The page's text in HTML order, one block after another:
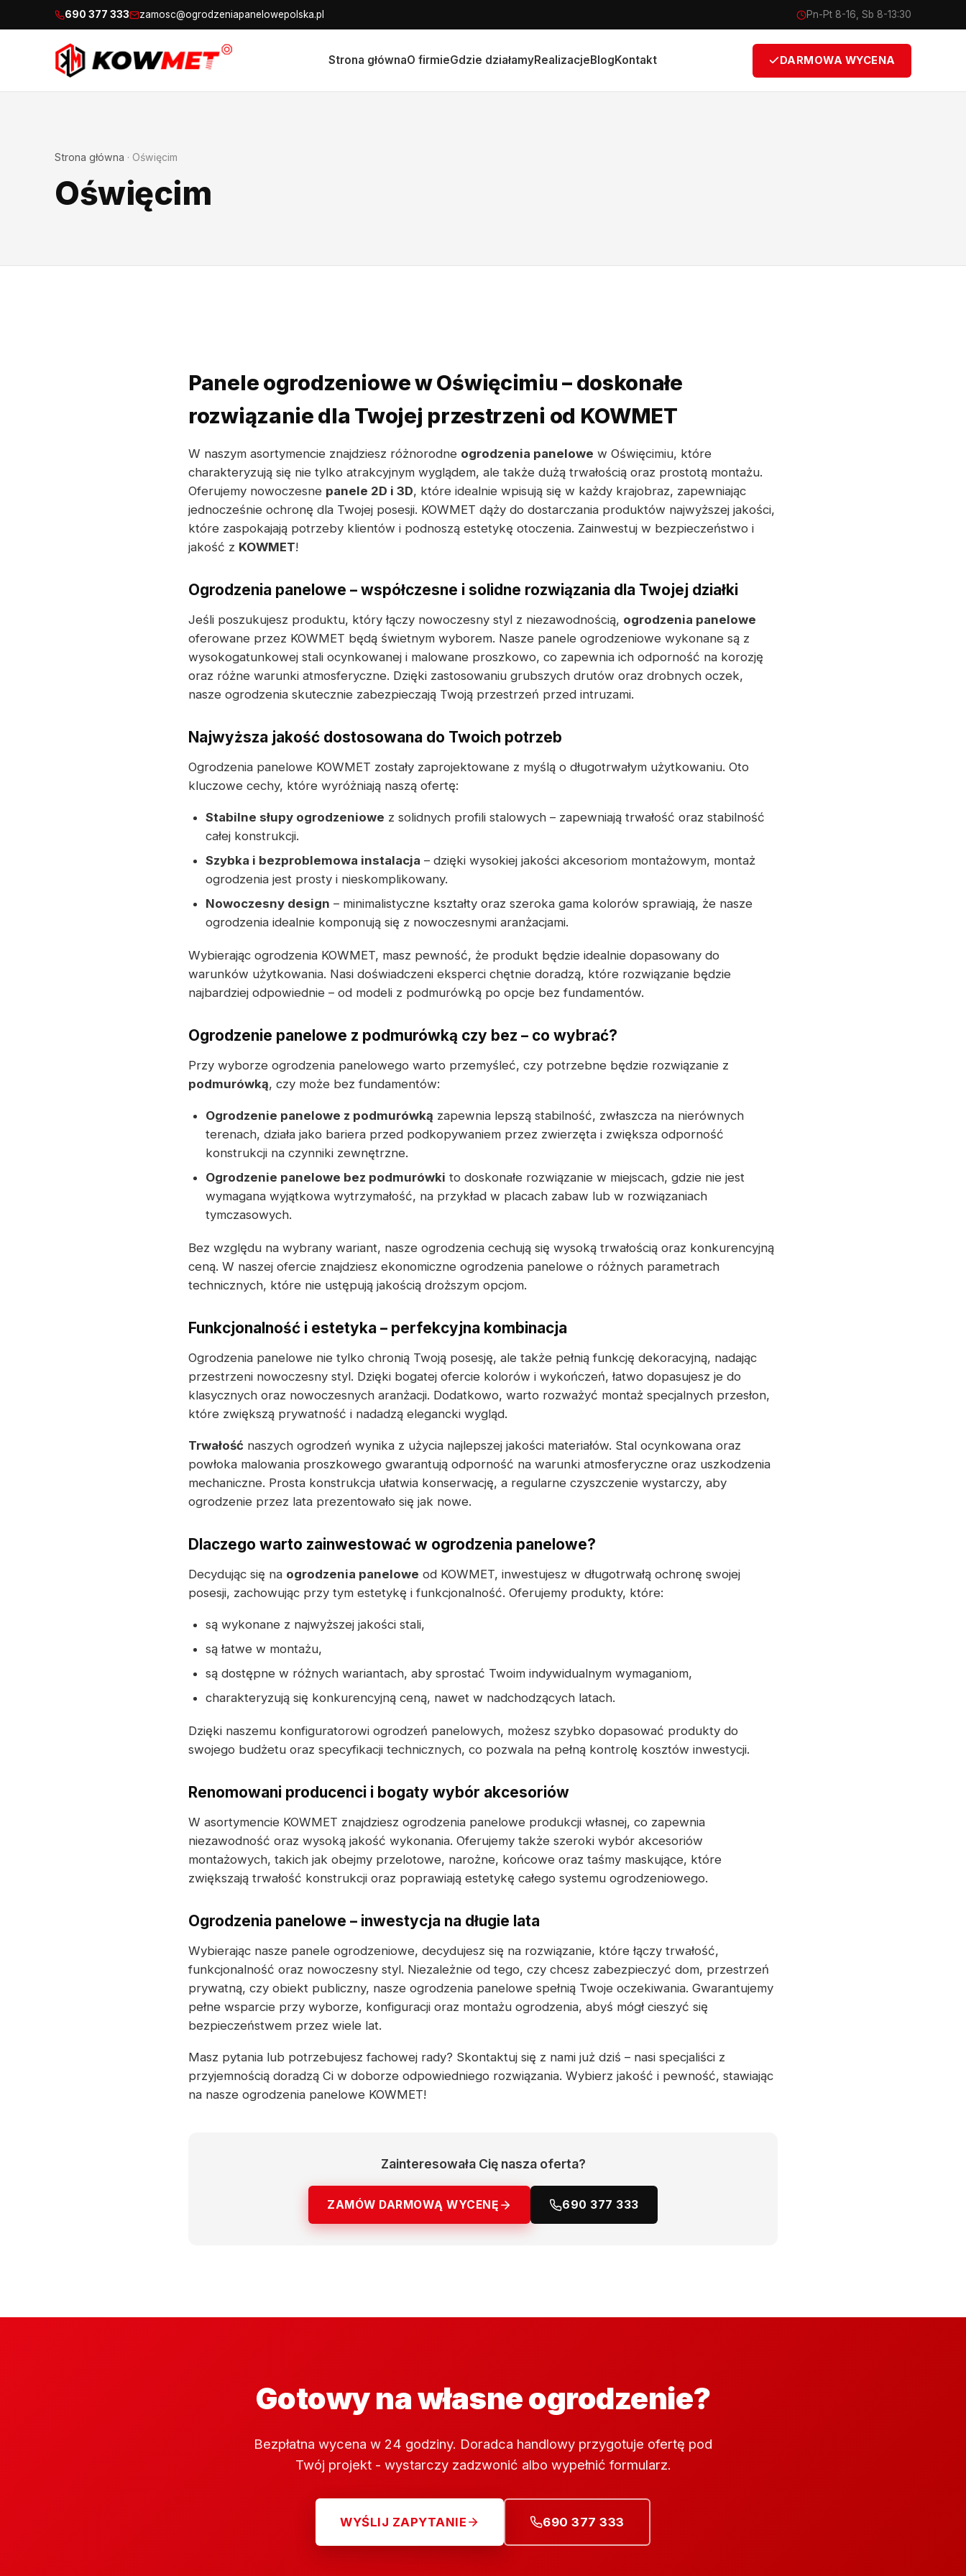
690 377 333 zamosc@ogrodzeniapanelowepolska.pl Pn-Pt 8-16, Sb 8-13:30
Strona głównaO firmieGdzie działamyRealizacjeBlogKontakt DARMOWA WYCENA
Strona główna · Oświęcim
Oświęcim
Panele ogrodzeniowe w Oświęcimiu – doskonałe
rozwiązanie dla Twojej przestrzeni od KOWMET
W naszym asortymencie znajdziesz różnorodne ogrodzenia panelowe w Oświęcimiu, które
charakteryzują się nie tylko atrakcyjnym wyglądem, ale także dużą trwałością oraz prostotą montażu.
Oferujemy nowoczesne panele 2D i 3D, które idealnie wpisują się w każdy krajobraz, zapewniając
jednocześnie ochronę dla Twojej posesji. KOWMET dąży do dostarczania produktów najwyższej jakości,
które zaspokajają potrzeby klientów i podnoszą estetykę otoczenia. Zainwestuj w bezpieczeństwo i
jakość z KOWMET!
Ogrodzenia panelowe – współczesne i solidne rozwiązania dla Twojej działki
Jeśli poszukujesz produktu, który łączy nowoczesny styl z niezawodnością, ogrodzenia panelowe
oferowane przez KOWMET będą świetnym wyborem. Nasze panele ogrodzeniowe wykonane są z
wysokogatunkowej stali ocynkowanej i malowane proszkowo, co zapewnia ich odporność na korozję
oraz różne warunki atmosferyczne. Dzięki zastosowaniu grubszych drutów oraz drobnych oczek,
nasze ogrodzenia skutecznie zabezpieczają Twoją przestrzeń przed intruzami.
Najwyższa jakość dostosowana do Twoich potrzeb
Ogrodzenia panelowe KOWMET zostały zaprojektowane z myślą o długotrwałym użytkowaniu. Oto
kluczowe cechy, które wyróżniają naszą ofertę:
Stabilne słupy ogrodzeniowe z solidnych profili stalowych – zapewniają trwałość oraz stabilność
całej konstrukcji.
Szybka i bezproblemowa instalacja – dzięki wysokiej jakości akcesoriom montażowym, montaż
ogrodzenia jest prosty i nieskomplikowany.
Nowoczesny design – minimalistyczne kształty oraz szeroka gama kolorów sprawiają, że nasze
ogrodzenia idealnie komponują się z nowoczesnymi aranżacjami.
Wybierając ogrodzenia KOWMET, masz pewność, że produkt będzie idealnie dopasowany do
warunków użytkowania. Nasi doświadczeni eksperci chętnie doradzą, które rozwiązanie będzie
najbardziej odpowiednie – od modeli z podmurówką po opcje bez fundamentów.
Ogrodzenie panelowe z podmurówką czy bez – co wybrać?
Przy wyborze ogrodzenia panelowego warto przemyśleć, czy potrzebne będzie rozwiązanie z
podmurówką, czy może bez fundamentów:
Ogrodzenie panelowe z podmurówką zapewnia lepszą stabilność, zwłaszcza na nierównych
terenach, działa jako bariera przed podkopywaniem przez zwierzęta i zwiększa odporność
konstrukcji na czynniki zewnętrzne.
Ogrodzenie panelowe bez podmurówki to doskonałe rozwiązanie w miejscach, gdzie nie jest
wymagana wyjątkowa wytrzymałość, na przykład w placach zabaw lub w rozwiązaniach
tymczasowych.
Bez względu na wybrany wariant, nasze ogrodzenia cechują się wysoką trwałością oraz konkurencyjną
ceną. W naszej ofercie znajdziesz ekonomiczne ogrodzenia panelowe o różnych parametrach
technicznych, które nie ustępują jakością droższym opcjom.
Funkcjonalność i estetyka – perfekcyjna kombinacja
Ogrodzenia panelowe nie tylko chronią Twoją posesję, ale także pełnią funkcję dekoracyjną, nadając
przestrzeni nowoczesny styl. Dzięki bogatej ofercie kolorów i wykończeń, łatwo dopasujesz je do
klasycznych oraz nowoczesnych aranżacji. Dodatkowo, warto rozważyć montaż specjalnych przesłon,
które zwiększą prywatność i nadadzą elegancki wygląd.
Trwałość naszych ogrodzeń wynika z użycia najlepszej jakości materiałów. Stal ocynkowana oraz
powłoka malowania proszkowego gwarantują odporność na warunki atmosferyczne oraz uszkodzenia
mechaniczne. Prosta konstrukcja ułatwia konserwację, a regularne czyszczenie wystarczy, aby
ogrodzenie przez lata prezentowało się jak nowe.
Dlaczego warto zainwestować w ogrodzenia panelowe?
Decydując się na ogrodzenia panelowe od KOWMET, inwestujesz w długotrwałą ochronę swojej
posesji, zachowując przy tym estetykę i funkcjonalność. Oferujemy produkty, które:
są wykonane z najwyższej jakości stali,
są łatwe w montażu,
są dostępne w różnych wariantach, aby sprostać Twoim indywidualnym wymaganiom,
charakteryzują się konkurencyjną ceną, nawet w nadchodzących latach.
Dzięki naszemu konfiguratorowi ogrodzeń panelowych, możesz szybko dopasować produkty do
swojego budżetu oraz specyfikacji technicznych, co pozwala na pełną kontrolę kosztów inwestycji.
Renomowani producenci i bogaty wybór akcesoriów
W asortymencie KOWMET znajdziesz ogrodzenia panelowe produkcji własnej, co zapewnia
niezawodność oraz wysoką jakość wykonania. Oferujemy także szeroki wybór akcesoriów
montażowych, takich jak obejmy przelotowe, narożne, końcowe oraz taśmy maskujące, które
zwiększają trwałość konstrukcji oraz poprawiają estetykę całego systemu ogrodzeniowego.
Ogrodzenia panelowe – inwestycja na długie lata
Wybierając nasze panele ogrodzeniowe, decydujesz się na rozwiązanie, które łączy trwałość,
funkcjonalność oraz nowoczesny styl. Niezależnie od tego, czy chcesz zabezpieczyć dom, przestrzeń
prywatną, czy obiekt publiczny, nasze ogrodzenia panelowe spełnią Twoje oczekiwania. Gwarantujemy
pełne wsparcie przy wyborze, konfiguracji oraz montażu ogrodzenia, abyś mógł cieszyć się
bezpieczeństwem przez wiele lat.
Masz pytania lub potrzebujesz fachowej rady? Skontaktuj się z nami już dziś – nasi specjaliści z
przyjemnością doradzą Ci w doborze odpowiedniego rozwiązania. Wybierz jakość i pewność, stawiając
na nasze ogrodzenia panelowe KOWMET!
Zainteresowała Cię nasza oferta?
ZAMÓW DARMOWĄ WYCENĘ 690 377 333
Gotowy na własne ogrodzenie?
Bezpłatna wycena w 24 godziny. Doradca handlowy przygotuje ofertę pod
Twój projekt - wystarczy zadzwonić albo wypełnić formularz.
WYŚLIJ ZAPYTANIE 690 377 333